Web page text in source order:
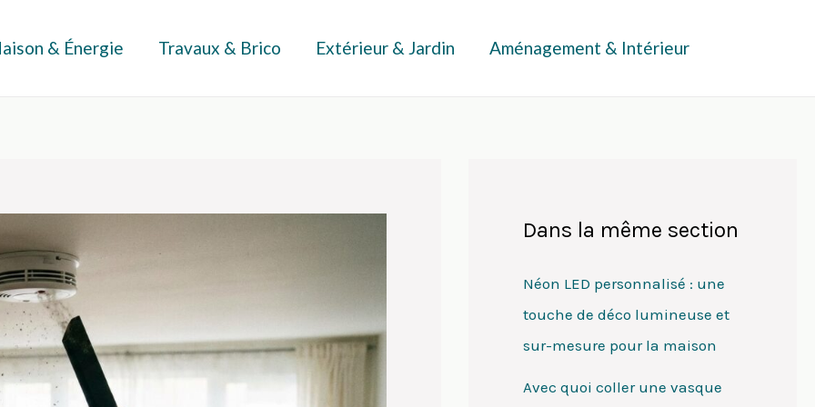
& Énergie Travaux & Brico Extérieur & Jardin Aménagement & Intérieur
Dans la même section
Néon LED personnalisé : une
touche de déco lumineuse et
sur-mesure pour la maison
Avec quoi coller une vasque